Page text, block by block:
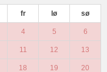
fr lø sø
4 5 6
11 12 13
18 19 20